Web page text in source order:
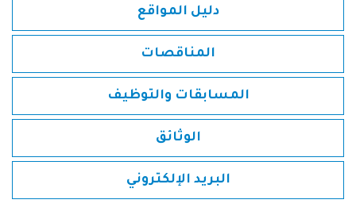
دليل المواقع
المناقصات
المسابقات والتوظيف
الوثائق
البريد الإلكتروني